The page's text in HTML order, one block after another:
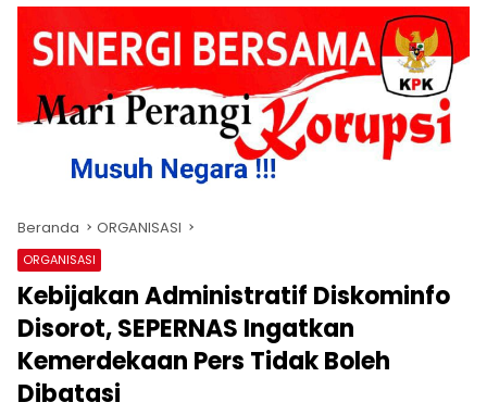
Beranda ORGANISASI
ORGANISASI
Kebijakan Administratif Diskominfo
Disorot, SEPERNAS Ingatkan
Kemerdekaan Pers Tidak Boleh
Dibatasi